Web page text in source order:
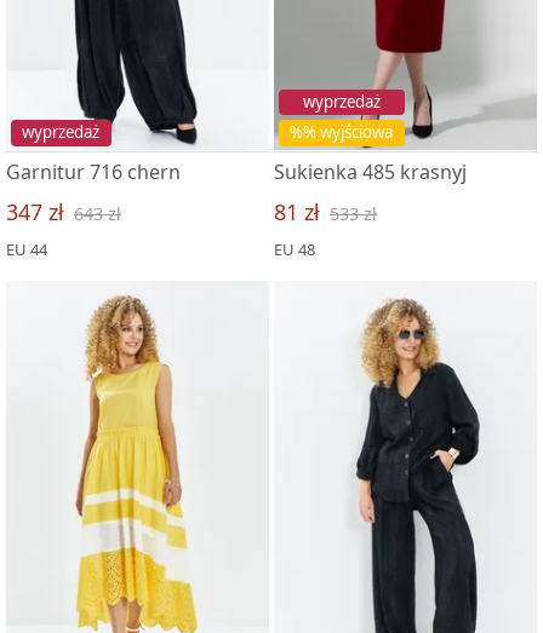
wyprzedaż
Garnitur 716 chern
347 zł 643 zł
EU 44
%% wyjściowa
wyprzedaż
Sukienka 485 krasnyj
81 zł 533 zł
EU 48